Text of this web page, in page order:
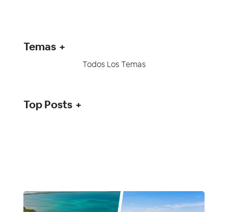
Temas
Todos Los Temas
Top Posts